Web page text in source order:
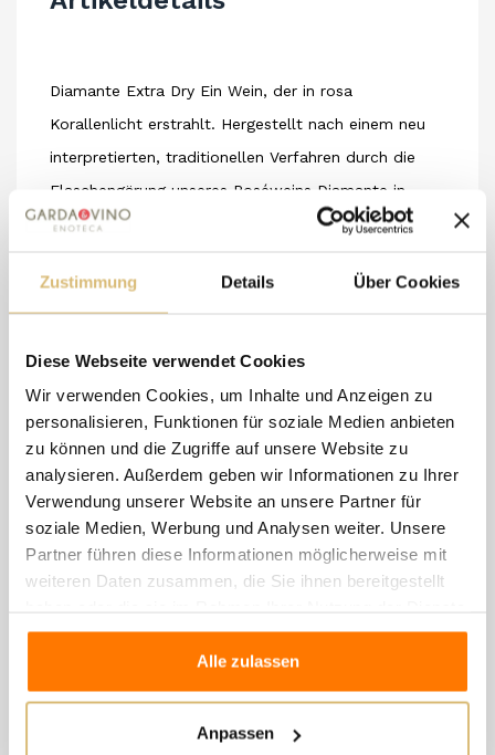
Zustimmung Details Über Cookies
Diese Webseite verwendet Cookies
Wir verwenden Cookies, um Inhalte und Anzeigen zu
personalisieren, Funktionen für soziale Medien anbieten
zu können und die Zugriffe auf unsere Website zu
analysieren. Außerdem geben wir Informationen zu Ihrer
Verwendung unserer Website an unsere Partner für
soziale Medien, Werbung und Analysen weiter. Unsere
Partner führen diese Informationen möglicherweise mit
weiteren Daten zusammen, die Sie ihnen bereitgestellt
gesammelt haben.
Alle zulassen
Anpassen
Diamante Extra Dry Ein Wein, der in rosa
Korallenlicht erstrahlt. Hergestellt nach einem neu
interpretierten, traditionellen Verfahren durch die
Flaschengärung unseres Roséweins Diamante in
Kombination mit seinem Most, ohne zugesetzten
Romantischer Wein für märchenhafte Anlässe.
Bezeichnung: Vino Spumante Extra Dry Rosato
Rebsorten: Groppello, Sangiovese, Marzemino,
Barbera
Reifung: In Edelstahltanks
Alkoholgehalt: 12,5%Vol
8 andere Artikel in der